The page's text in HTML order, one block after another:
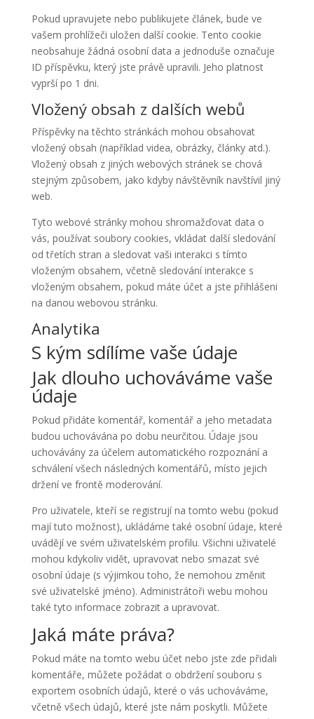
Pokud upravujete nebo publikujete článek, bude ve
vašem prohlížeči uložen další cookie. Tento cookie
neobsahuje žádná osobní data a jednoduše označuje
ID příspěvku, který jste právě upravili. Jeho platnost
vyprší po 1 dni.
Vložený obsah z dalších webů
Příspěvky na těchto stránkách mohou obsahovat
vložený obsah (například videa, obrázky, články atd.).
Vložený obsah z jiných webových stránek se chová
stejným způsobem, jako kdyby návštěvník navštívil jiný
web.
Tyto webové stránky mohou shromažďovat data o
vás, používat soubory cookies, vkládat další sledování
od třetích stran a sledovat vaši interakci s tímto
vloženým obsahem, včetně sledování interakce s
vloženým obsahem, pokud máte účet a jste přihlášeni
na danou webovou stránku.
Analytika
S kým sdílíme vaše údaje
Jak dlouho uchováváme vaše
údaje
Pokud přidáte komentář, komentář a jeho metadata
budou uchovávána po dobu neurčitou. Údaje jsou
uchovávány za účelem automatického rozpoznání a
schválení všech následných komentářů, místo jejich
držení ve frontě moderování.
Pro uživatele, kteří se registrují na tomto webu (pokud
mají tuto možnost), ukládáme také osobní údaje, které
uvádějí ve svém uživatelském profilu. Všichni uživatelé
mohou kdykoliv vidět, upravovat nebo smazat své
osobní údaje (s výjimkou toho, že nemohou změnit
své uživatelské jméno). Administrátoři webu mohou
také tyto informace zobrazit a upravovat.
Jaká máte práva?
Pokud máte na tomto webu účet nebo jste zde přidali
komentáře, můžete požádat o obdržení souboru s
exportem osobních údajů, které o vás uchováváme,
včetně všech údajů, které jste nám poskytli. Můžete